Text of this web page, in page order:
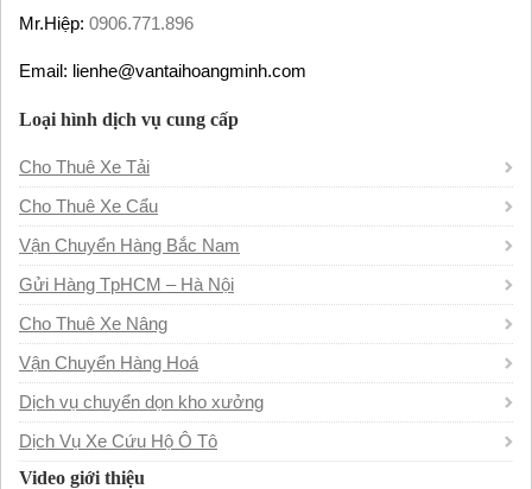
Mr.Hiệp: 0906.771.896
Email: lienhe@vantaihoangminh.com
Loại hình dịch vụ cung cấp
Cho Thuê Xe Tải
Cho Thuê Xe Cẩu
Vận Chuyển Hàng Bắc Nam
Gửi Hàng TpHCM – Hà Nội
Cho Thuê Xe Nâng
Vận Chuyển Hàng Hoá
Dịch vụ chuyển dọn kho xưởng
Dịch Vụ Xe Cứu Hộ Ô Tô
Video giới thiệu